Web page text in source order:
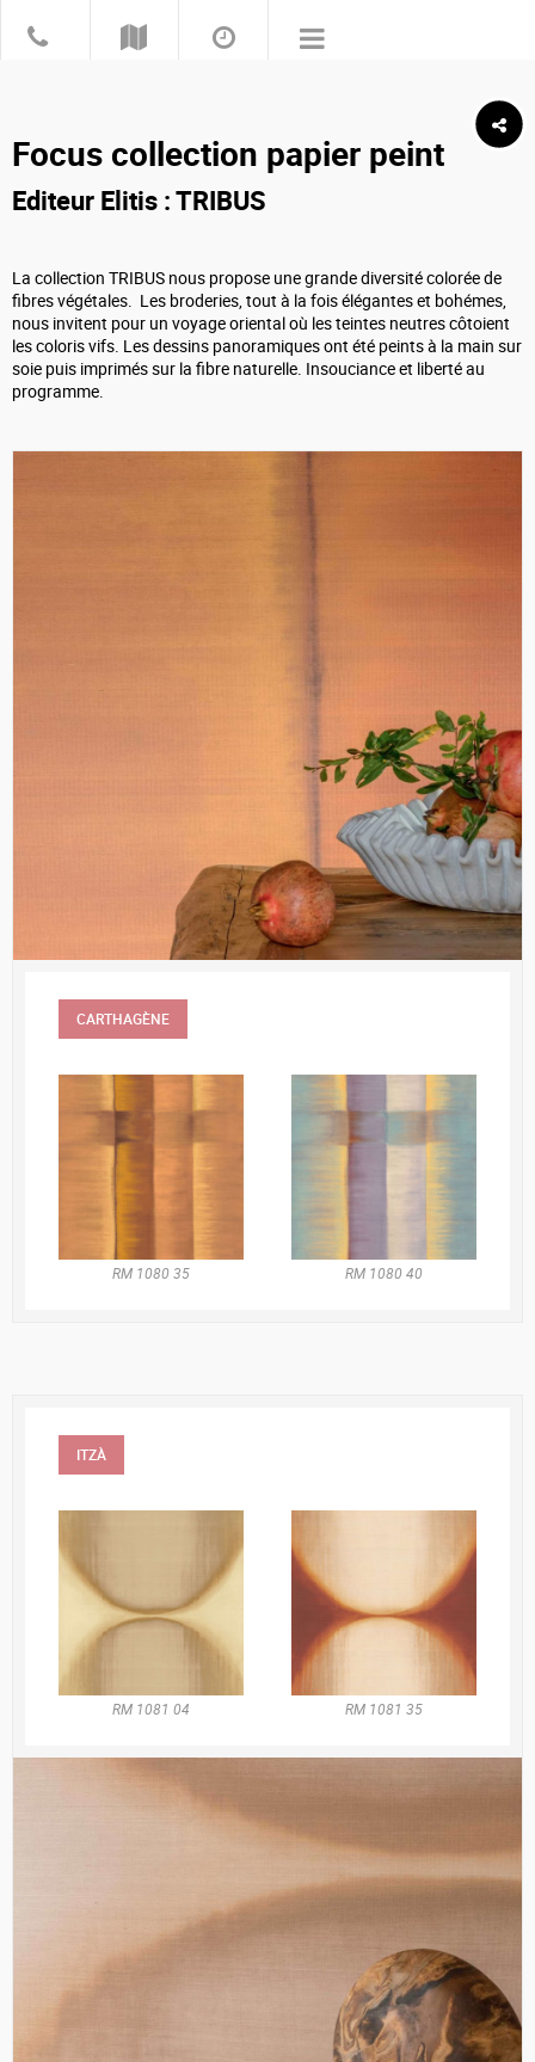
Focus collection papier peint
Editeur Elitis : TRIBUS
La collection TRIBUS nous propose une grande diversité colorée de
fibres végétales. Les broderies, tout à la fois élégantes et bohémes,
nous invitent pour un voyage oriental où les teintes neutres côtoient
les coloris vifs. Les dessins panoramiques ont été peints à la main sur
soie puis imprimés sur la fibre naturelle. Insouciance et liberté au
programme.
CARTHAGÈNE
RM 1080 35 RM 1080 40
ITZÀ
RM 1081 04 RM 1081 35